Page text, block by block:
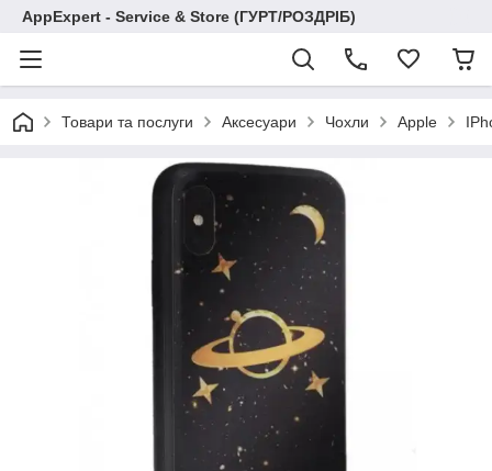
AppExpert - Service & Store (ГУРТ/РОЗДРІБ)
Товари та послуги Аксесуари Чохли Apple